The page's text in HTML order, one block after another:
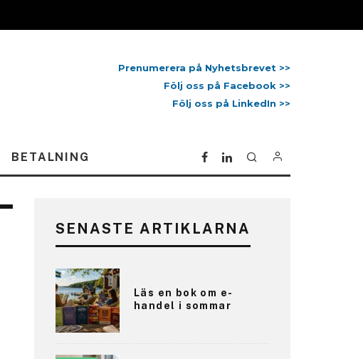
Prenumerera på Nyhetsbrevet >>
Följ oss på Facebook >>
Följ oss på LinkedIn >>
BETALNING
SENASTE ARTIKLARNA
Läs en bok om e-
handel i sommar